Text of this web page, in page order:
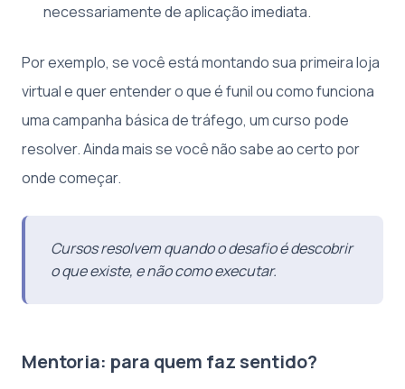
necessariamente de aplicação imediata.
Por exemplo, se você está montando sua primeira loja
virtual e quer entender o que é funil ou como funciona
uma campanha básica de tráfego, um curso pode
resolver. Ainda mais se você não sabe ao certo por
onde começar.
Cursos resolvem quando o desafio é descobrir
o que existe, e não como executar.
Mentoria: para quem faz sentido?